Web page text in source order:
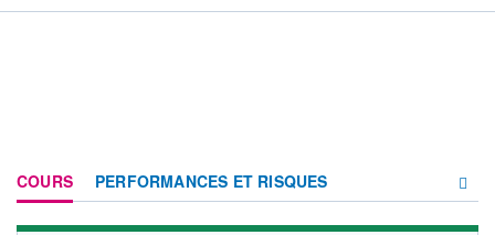
COURS PERFORMANCES ET RISQUES